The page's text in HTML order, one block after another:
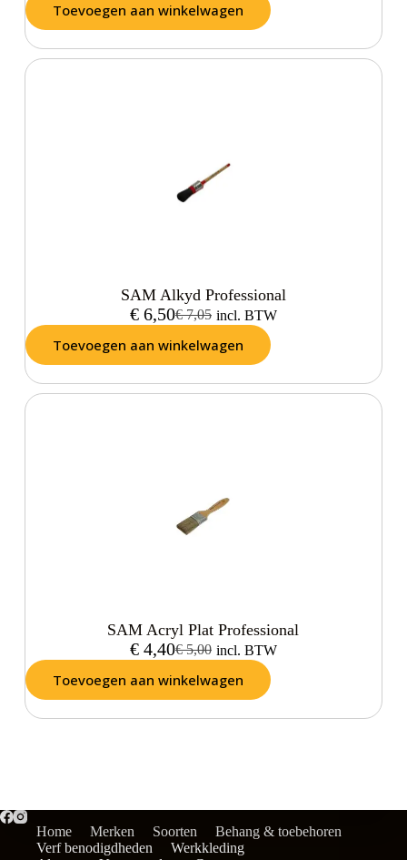
Toevoegen aan winkelwagen
SAM Alkyd Professional
€7,05
€6,50 incl. BTW
Toevoegen aan winkelwagen
SAM Acryl Plat Professional
€5,00
€4,40 incl. BTW
Toevoegen aan winkelwagen
Home Merken Soorten
Behang & toebehoren
Verf benodigdheden
Werkkleding